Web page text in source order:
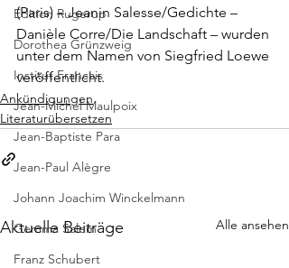
Edition Rugerup
Dorothea Grünzweig
Institut Francais
Jean-Michel Maulpoix
Jean-Baptiste Para
Jean-Paul Alègre
Johann Joachim Winckelmann
Gemma Salem
Franz Schubert
(Paris) – Jeanin Salesse/Gedichte –
Danièle Corre/Die Landschaft – wurden
unter dem Namen von Siegfried Loewe
veröffentlicht.
Ankündigungen
Literaturübersetzen
Aktuelle Beiträge Alle ansehen